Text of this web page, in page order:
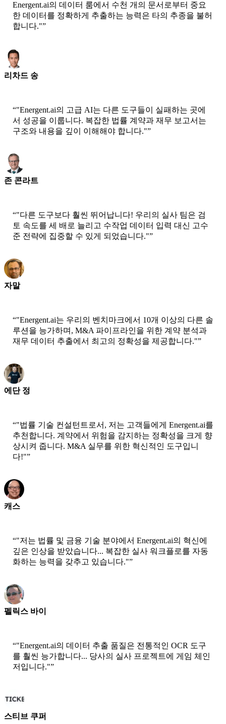
Energent.ai의 데이터 룸에서 수천 개의 문서로부터 중요
한 데이터를 정확하게 추출하는 능력은 타의 추종을 불허
합니다."”
리차드 송
“"Energent.ai의 고급 AI는 다른 도구들이 실패하는 곳에
서 성공을 이룹니다. 복잡한 법률 계약과 재무 보고서는
구조와 내용을 깊이 이해해야 합니다."”
존 콘라트
“"다른 도구보다 훨씬 뛰어납니다! 우리의 실사 팀은 검
토 속도를 세 배로 늘리고 수작업 데이터 입력 대신 고수
준 전략에 집중할 수 있게 되었습니다."”
자말
“"Energent.ai는 우리의 벤치마크에서 10개 이상의 다른 솔
루션을 능가하며, M&A 파이프라인을 위한 계약 분석과
재무 데이터 추출에서 최고의 정확성을 제공합니다."”
에단 정
“"법률 기술 컨설턴트로서, 저는 고객들에게 Energent.ai를
추천합니다. 계약에서 위험을 감지하는 정확성을 크게 향
상시켜 줍니다. M&A 실무를 위한 혁신적인 도구입니
다!"”
캐스
“"저는 법률 및 금융 기술 분야에서 Energent.ai의 혁신에
깊은 인상을 받았습니다... 복잡한 실사 워크플로를 자동
화하는 능력을 갖추고 있습니다."”
펠릭스 바이
“"Energent.ai의 데이터 추출 품질은 전통적인 OCR 도구
를 훨씬 능가합니다... 당사의 실사 프로젝트에 게임 체인
저입니다."”
스티브 쿠퍼